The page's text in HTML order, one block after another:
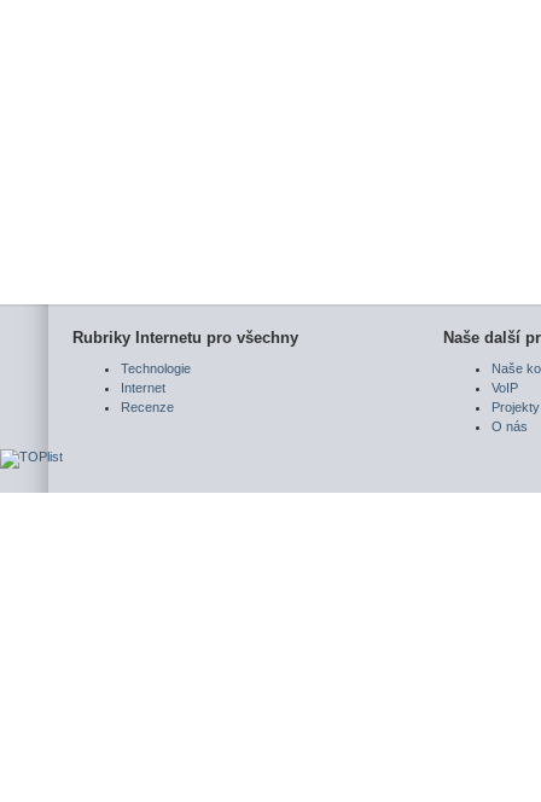
Rubriky Internetu pro všechny
Technologie
Internet
Recenze
Naše další
Naše
VoIP
Projekty
O nás